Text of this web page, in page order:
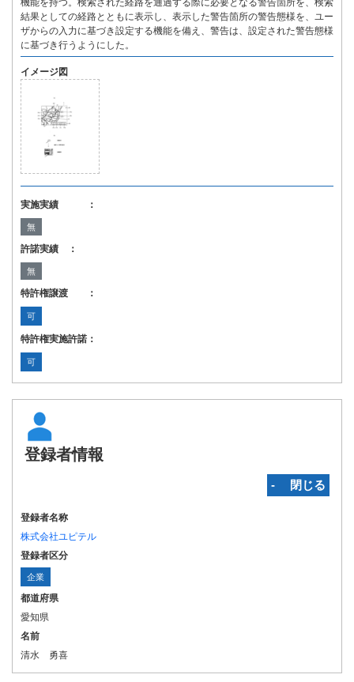
機能を持つ。検索された経路を通過する際に必要となる警告箇所を、検索
結果としての経路とともに表示し、表示した警告箇所の警告態様を、ユー
ザからの入力に基づき設定する機能を備え、警告は、設定された警告態様
に基づき行うようにした。
イメージ図
実施実績 ：
無
許諾実績 ：
無
特許権譲渡 ：
可
特許権実施許諾：
可
登録者情報
‐ 閉じる
登録者名称
株式会社ユピテル
登録者区分
企業
都道府県
愛知県
名前
清水 勇喜